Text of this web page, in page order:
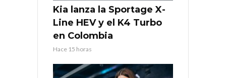
Kia lanza la Sportage X-
Line HEV y el K4 Turbo
en Colombia
Hace 15 horas